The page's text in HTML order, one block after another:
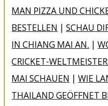
MAN PIZZA UND
BESTELLEN |SCHAU
IN CHIANG MAI AN. |
CRICKET-
MAI SCHAUEN |WIE
THAILAND GEÖFFNET